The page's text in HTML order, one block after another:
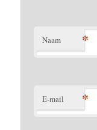
Naam *
E-mail *